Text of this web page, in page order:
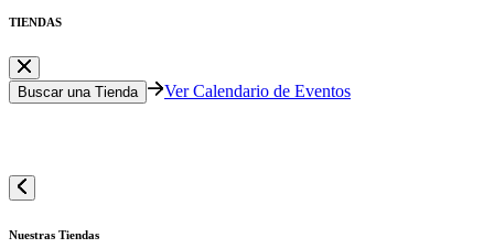
TIENDAS
Buscar una Tienda Ver Calendario de Eventos
Nuestras Tiendas